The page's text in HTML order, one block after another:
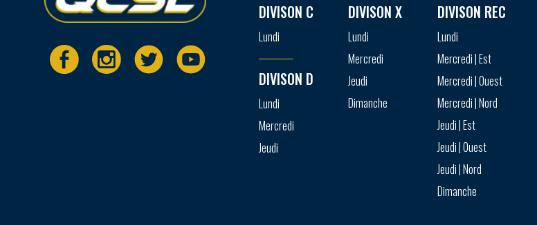
DIVISON C
Lundi
DIVISON D
Lundi
Mercredi
Jeudi
DIVISON X
Lundi
Mercredi
Jeudi
Dimanche
DIVISON REC
Lundi
Mercredi | Est
Mercredi | Ouest
Mercredi | Nord
Jeudi | Est
Jeudi | Ouest
Jeudi | Nord
Dimanche